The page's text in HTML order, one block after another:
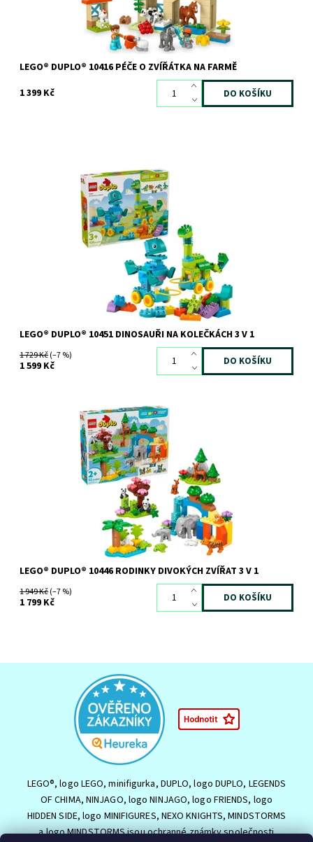
LEGO® DUPLO® 10416 PÉČE O ZVÍŘÁTKA NA FARMĚ
1 399 Kč
Dopřejte dětem úžasnou zábavu s touto pestrobarevnou
dinosauří hračkou. Tato všestranná stavebnice je navržena tak,
aby dětem pomáhala rozvíjet...
Skladem2 ks
12752
LEGO® DUPLO® 10451 DINOSAUŘI NA KOLEČKÁCH 3 V 1
1 729 Kč(–7 %)
1 599 Kč
Malé děti zjistí, kde žijí figurky zvířátek LEGO® DUPLO®, co jedí a
jak se starají o svá mláďata.
Skladem1 ks
12093
LEGO
LEGO® DUPLO® 10446 RODINKY DIVOKÝCH ZVÍŘAT 3 V 1
1 949 Kč(–7 %)
1 799 Kč
LEGO®, logo LEGO, minifigurka, DUPLO, logo DUPLO, LEGENDS
OF CHIMA, NINJAGO, logo NINJAGO, logo FRIENDS, logo
HIDDEN SIDE, logo MINIFIGURES, NEXO KNIGHTS, MINDSTORMS
a logo MINDSTORMS jsou ochranné známky společnosti